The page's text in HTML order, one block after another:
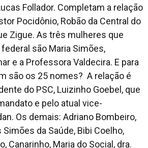
Follador. Completam a relação
Pocidônio, Robão da Central do
Zigue. As três mulheres que
são Maria Simões,
e a Professora Valdecira. E para
são os 25 nomes? A relação é
do PSC, Luizinho Goebel, que
e pelo atual vice-
Os demais: Adriano Bombeiro,
da Saúde, Bibi Coelho,
Canarinho, Maria do Social, dra.